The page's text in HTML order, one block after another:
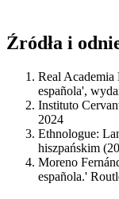
Źródła i
Real
española',
Instituto
2024
Ethnologue:
hiszpańskim
Moreno
española.'